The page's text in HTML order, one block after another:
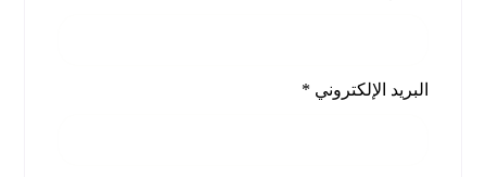
البريد الإلكتروني *